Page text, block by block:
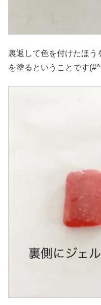
裏返して色を付けたほう
を塗るということです